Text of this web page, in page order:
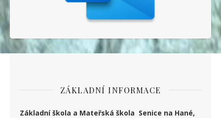
ZÁKLADNÍ INFORMACE
Základní škola a Mateřská škola Senice na Hané,